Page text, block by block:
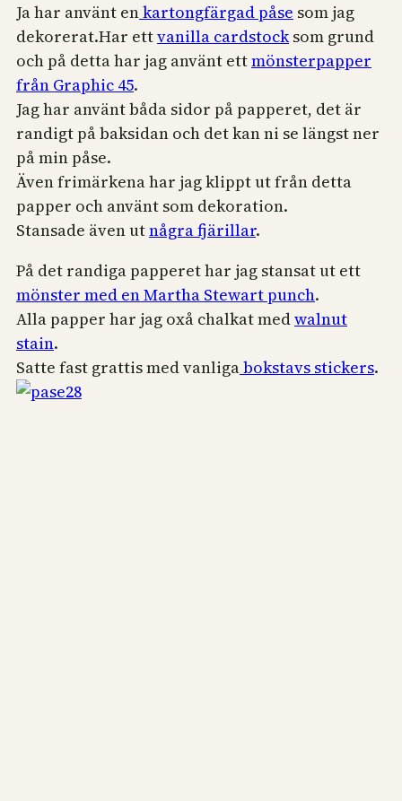
Ja har använt enkartongfärgad påse som jag
dekorerat.Har ettvanilla cardstocksom grund
och på detta har jag använt ettmönsterpapper
från Graphic 45.
Jag har använt båda sidor på papperet, det är
randigt på baksidan och det kan ni se längst ner
på min påse.
Även frimärkena har jag klippt ut från detta
papper och använt som dekoration.
Stansade även utnågra fjärillar.
På det randiga papperet har jag stansat ut ett
mönster med en Martha Stewart punch.
Alla papper har jag oxå chalkat medwalnut
stain.
Satte fast grattis med vanligabokstavs stickers.